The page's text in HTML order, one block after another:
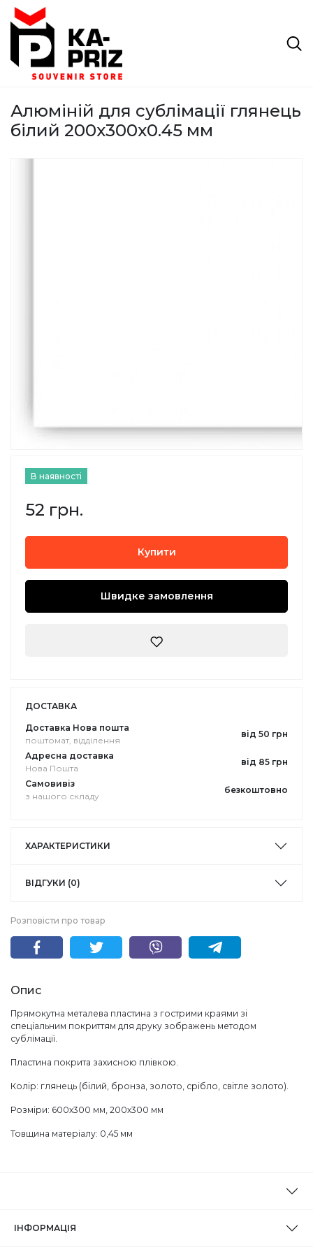
Алюміній для сублімації глянець
білий 200х300х0.45 мм
В наявності
52 грн.
Купити
Швидке замовлення
ДОСТАВКА
Доставка Нова пошта
поштомат, відділення
від 50 грн
Адресна доставка
Нова Пошта
від 85 грн
Самовивіз
з нашого складу
безкоштовно
ХАРАКТЕРИСТИКИ
ВІДГУКИ (0)
Розповісти про товар
Опис
Прямокутна металева пластина з гострими краями зі
спеціальним покриттям для друку зображень методом
сублімації.
Пластина покрита захисною плівкою.
Колір: глянець (білий, бронза, золото, срібло, світле золото).
Розміри: 600х300 мм, 200х300 мм
Товщина матеріалу: 0,45 мм
ІНФОРМАЦІЯ